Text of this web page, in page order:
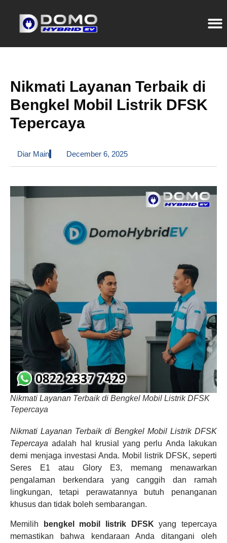
Nikmati Layanan Terbaik di
Bengkel Mobil Listrik DFSK
Tepercaya
Diar Main December 6, 2025
Nikmati Layanan Terbaik di Bengkel Mobil Listrik DFSK
Tepercaya
Nikmati Layanan Terbaik di Bengkel Mobil Listrik DFSK
Tepercaya adalah hal krusial yang perlu Anda lakukan
demi menjaga investasi Anda. Mobil listrik DFSK, seperti
Seres E1 atau Glory E3, memang menawarkan
pengalaman berkendara yang canggih dan ramah
lingkungan, tetapi perawatannya butuh penanganan
khusus dan tidak boleh sembarangan.
Memilih bengkel mobil listrik DFSK yang tepercaya
memastikan bahwa kendaraan Anda ditangani oleh